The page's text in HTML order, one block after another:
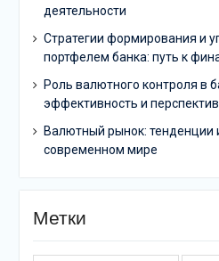
деятельности
Стратегии формирования и
портфелем банка: путь к
Роль валютного контроля в
эффективность и
Валютный рынок: тенденции
современном мире
Метки